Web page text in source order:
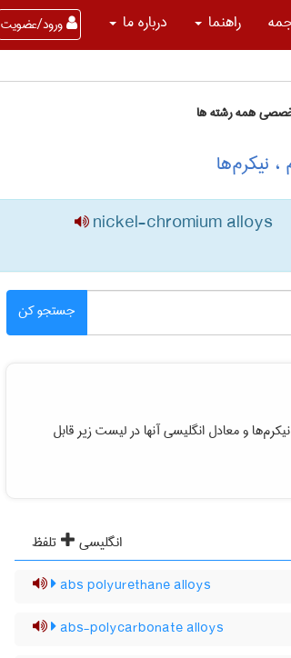
راهنما درباره ما ورود/عضویت
همه رشته ها
نیکرم‌ها
nickel-chromium alloys
جستجو کن
و معادل انگلیسی آنها در لیست زیر قابل
انگلیسی
تلفظ
abs polyurethane alloys
abs-polycarbonate alloys